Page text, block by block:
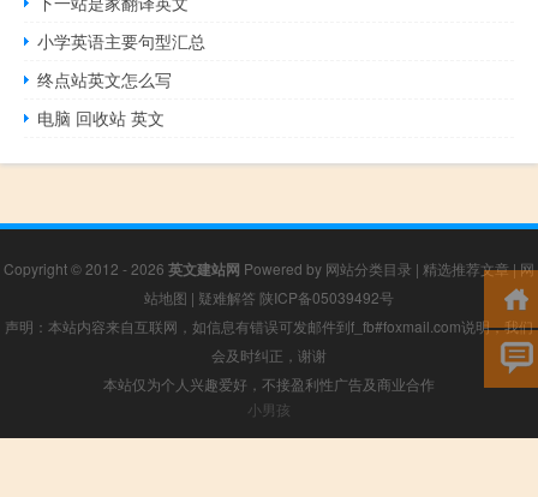
小学英语主要句型汇总
终点站英文怎么写
电脑 回收站 英文
Copyright © 2012 - 2026 英文建站网 Powered by 网站分类目录 | 精选推荐文章|网
站地图 | 疑难解答 陕ICP备05039492号
声明：本站内容来自互联网，如信息有错误可发邮件到f_fb#foxmail.com说明，我们
会及时纠正，谢谢
本站仅为个人兴趣爱好，不接盈利性广告及商业合作
小男孩